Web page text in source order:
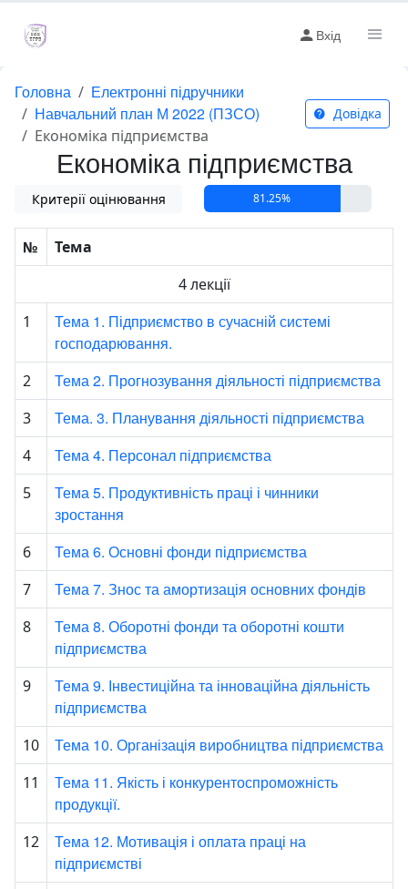
Вхід
Головна
Електронні підручники
Навчальний план М 2022 (ПЗСО)
Економіка підприємства
Довідка
Економіка підприємства
Критерії оцінювання 81.25%
№
Тема
4 лекції
1
Тема 1. Підприємство в сучасній системі
господарювання.
2 Тема 2. Прогнозування діяльності підприємства
3 Тема. 3. Планування діяльності підприємства
4 Тема 4. Персонал підприємства
5
Тема 5. Продуктивність праці і чинники
зростання
6 Тема 6. Основні фонди підприємства
7 Тема 7. Знос та амортизація основних фондів
8
Тема 8. Оборотні фонди та оборотні кошти
підприємства
9
Тема 9. Інвестиційна та інноваційна діяльність
підприємства
10 Тема 10. Організація виробництва підприємства
11
Тема 11. Якість і конкурентоспроможність
продукції.
12
Тема 12. Мотивація і оплата праці на
підприємстві